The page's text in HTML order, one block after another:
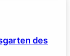
des